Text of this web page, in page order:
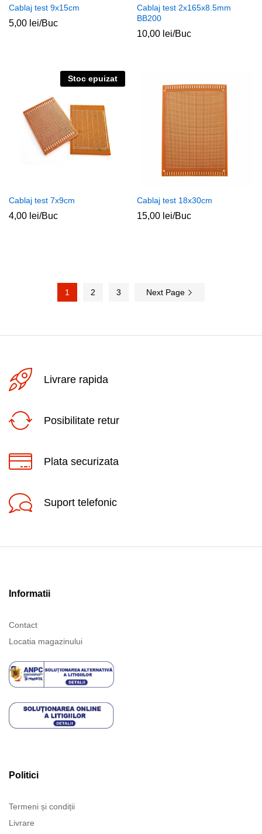
Cablaj test 9x15cm
5,00 lei/Buc
Cablaj test 2x165x8.5mm
BB200
10,00 lei/Buc
Stoc epuizat
Cablaj test 7x9cm
4,00 lei/Buc
Cablaj test 18x30cm
15,00 lei/Buc
1 2 3 Next Page
Livrare rapida
Posibilitate retur
Plata securizata
Suport telefonic
Informatii
Contact
Locatia magazinului
Politici
Termeni și condiții
Livrare